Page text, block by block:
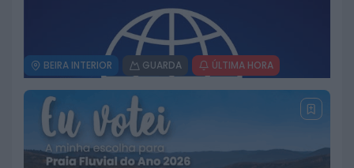
BEIRA INTERIOR GUARDA ÚLTIMA HORA
ULS da Guarda recebe quatro
novas Unidades Móveis de Saúde
6 DE AGOSTO, 2026